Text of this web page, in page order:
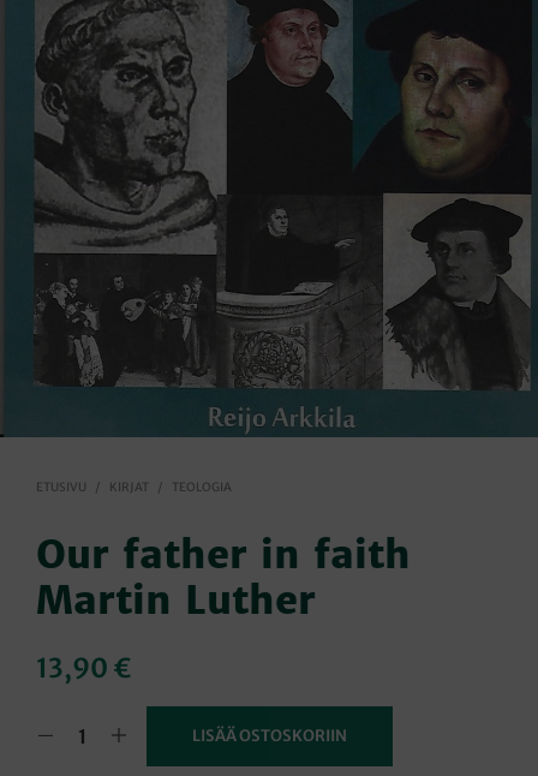
ETUSIVU / KIRJAT / TEOLOGIA
Our father in faith
Martin Luther
13,90 €
LISÄÄ OSTOSKORIIN